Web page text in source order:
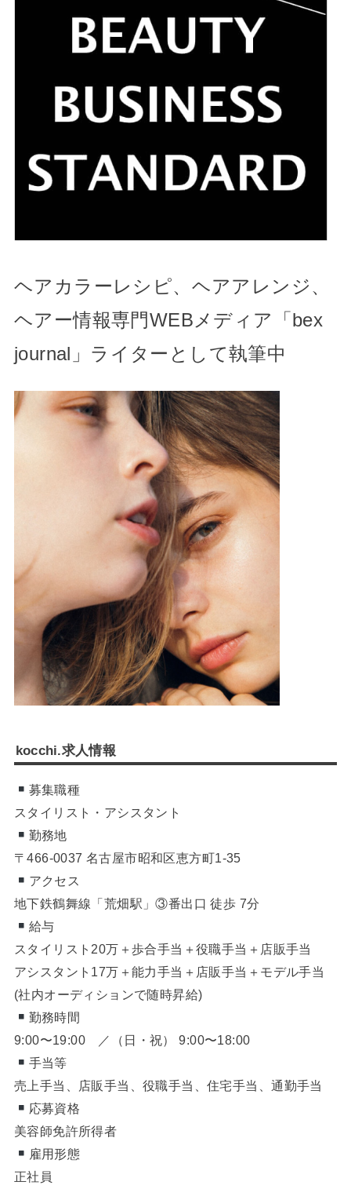
ヘアカラーレシピ、ヘアアレンジ、
ヘアー情報専門WEBメディア「bex
journal」ライターとして執筆中
kocchi.求人情報
募集職種
スタイリスト・アシスタント
勤務地
〒466-0037 名古屋市昭和区恵方町1-35
アクセス
地下鉄鶴舞線「荒畑駅」③番出口 徒歩 7分
給与
スタイリスト20万＋歩合手当＋役職手当＋店販手当
アシスタント17万＋能力手当＋店販手当＋モデル手当
(社内オーディションで随時昇給)
勤務時間
9:00〜19:00 ／（日・祝） 9:00〜18:00
手当等
売上手当、店販手当、役職手当、住宅手当、通勤手当
応募資格
美容師免許所得者
雇用形態
正社員